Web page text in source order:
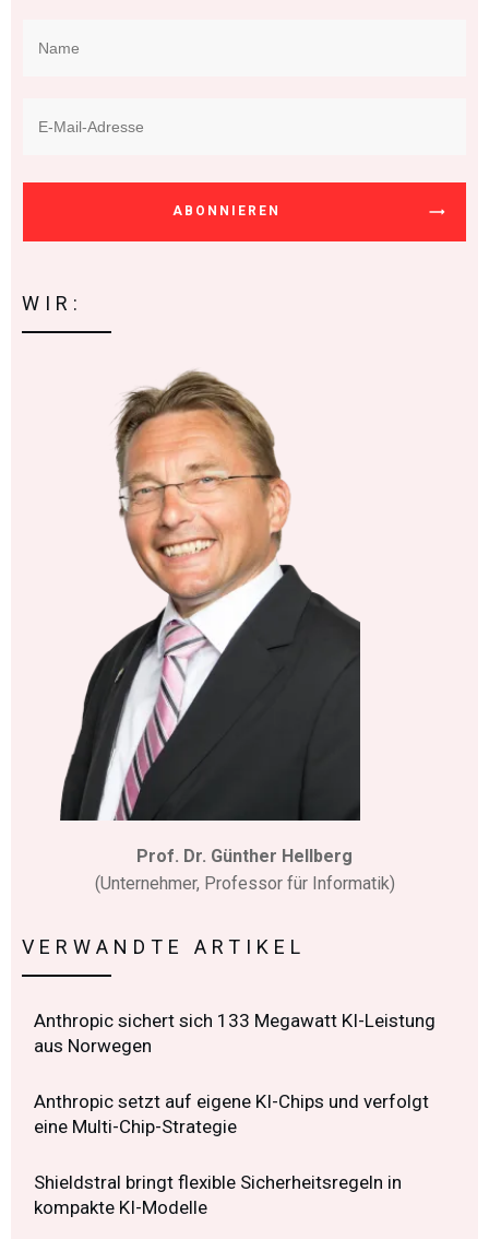
ABONNIEREN
WIR:
Prof. Dr. Günther Hellberg
(Unternehmer, Professor für Informatik)
VERWANDTE ARTIKEL
Anthropic sichert sich 133 Megawatt KI-Leistung
aus Norwegen
Anthropic setzt auf eigene KI-Chips und verfolgt
eine Multi-Chip-Strategie
Shieldstral bringt flexible Sicherheitsregeln in
kompakte KI-Modelle